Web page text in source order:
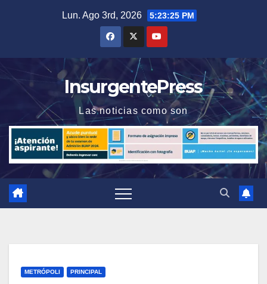
Lun. Ago 3rd, 2026 5:23:25 PM
InsurgentePress
Las noticias como son
METRÓPOLI PRINCIPAL